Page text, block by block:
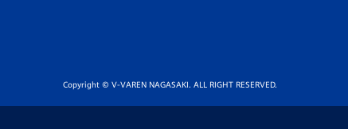
Copyright © V-VAREN NAGASAKI. ALL RIGHT RESERVED.